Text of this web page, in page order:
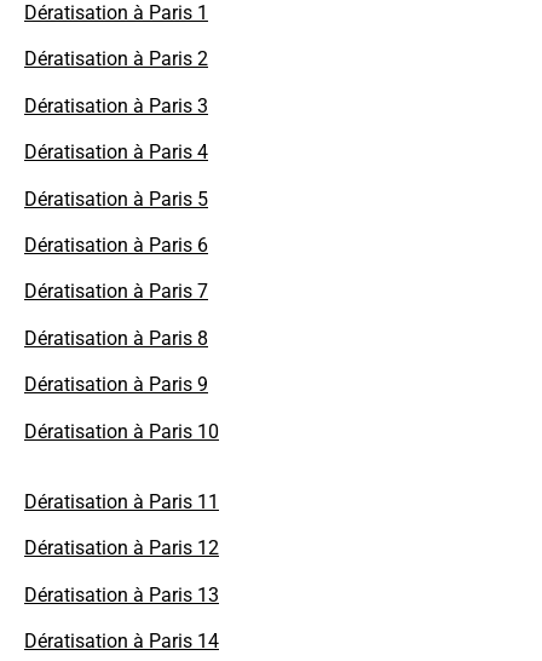
Dératisation à Paris 1
Dératisation à Paris 2
Dératisation à Paris 3
Dératisation à Paris 4
Dératisation à Paris 5
Dératisation à Paris 6
Dératisation à Paris 7
Dératisation à Paris 8
Dératisation à Paris 9
Dératisation à Paris 10
Dératisation à Paris 11
Dératisation à Paris 12
Dératisation à Paris 13
Dératisation à Paris 14